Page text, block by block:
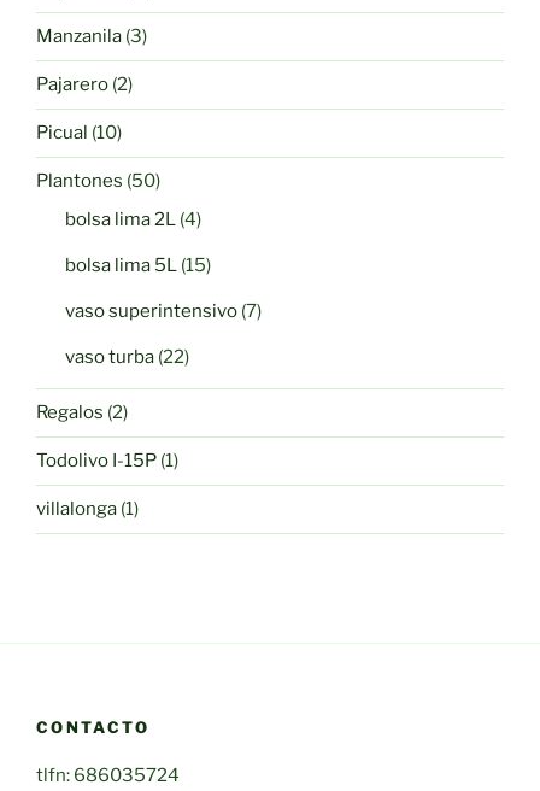
productos
Manzanila 33
productos
Pajarero 22
productos
Picual 1010
productos
Plantones 5050
productos
bolsa lima 2L 44
bolsa lima 5L 1515
vaso superintensivo 77
vaso turba 2222
productos
Regalos 22
productos
Todolivo I-15P 11
producto
villalonga 11
producto
CONTACTO
tlfn: 686035724